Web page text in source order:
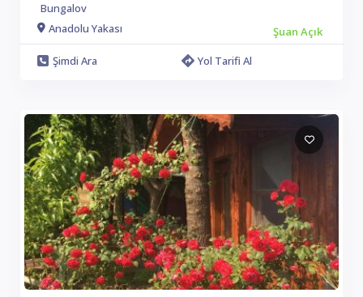
Bungalov
Anadolu Yakası
Şuan Açık
Şimdi Ara
Yol Tarifi Al